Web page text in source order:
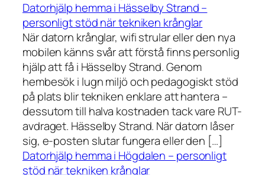
Datorhjälp hemma i Hässelby Strand –
personligt stöd när tekniken krånglar
När datorn krånglar, wifi strular eller den nya
mobilen känns svår att förstå finns personlig
hjälp att få i Hässelby Strand. Genom
hembesök i lugn miljö och pedagogiskt stöd
på plats blir tekniken enklare att hantera –
dessutom till halva kostnaden tack vare RUT-
avdraget. Hässelby Strand. När datorn låser
sig, e-posten slutar fungera eller den […]
Datorhjälp hemma i Högdalen – personligt
stöd när tekniken krånglar